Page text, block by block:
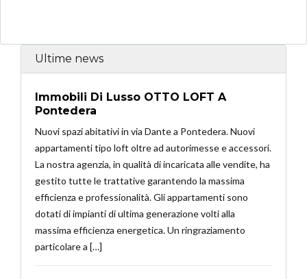
Ultime news
Immobili Di Lusso OTTO LOFT A
Pontedera
Nuovi spazi abitativi in via Dante a Pontedera. Nuovi
appartamenti tipo loft oltre ad autorimesse e accessori.
La nostra agenzia, in qualità di incaricata alle vendite, ha
gestito tutte le trattative garantendo la massima
efficienza e professionalità. Gli appartamenti sono
dotati di impianti di ultima generazione volti alla
massima efficienza energetica. Un ringraziamento
particolare a […]